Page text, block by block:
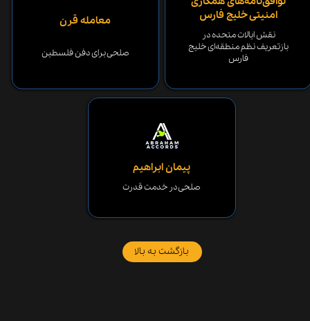
امنیتی خلیج فارس
نقش ایالات متحده در
بازتعریف نظم منطقه‌ای خلیج
فارس
معامله قرن
​​​​​​​صلحی برای دفن فلسطین
پیمان ابراهیم
صلحی در خدمت قدرت
بازگشت به بالا